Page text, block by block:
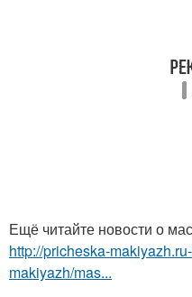
Ещё читайте новости о
http://pricheska-
makiyazh/mas...